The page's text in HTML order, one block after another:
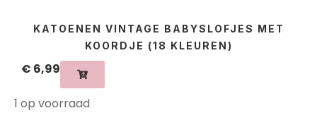
KATOENEN VINTAGE BABYSLOFJES MET
KOORDJE (18 KLEUREN)
€ 6,99
1 op voorraad